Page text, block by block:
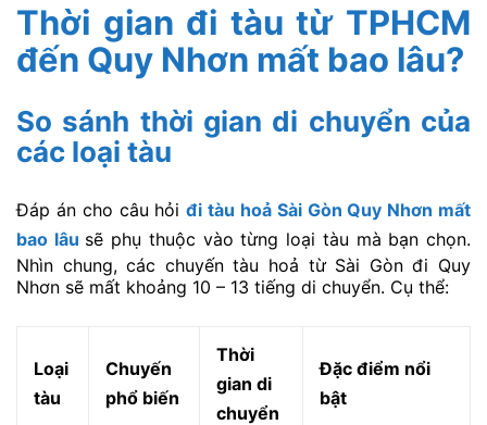
Thời gian đi tàu từ TPHCM
đến Quy Nhơn mất bao lâu?
So sánh thời gian di chuyển của
các loại tàu
Đáp án cho câu hỏiđi tàu hoả Sài Gòn Quy Nhơn mất
bao lâu sẽ phụ thuộc vào từng loại tàu mà bạn chọn.
Nhìn chung, các chuyến tàu hoả từ Sài Gòn đi Quy
Nhơn sẽ mất khoảng 10 – 13 tiếng di chuyển. Cụ thể:
Loại
tàu
Chuyến
phổ biến
Thời
gian di
chuyển
Đặc điểm nổi
bật